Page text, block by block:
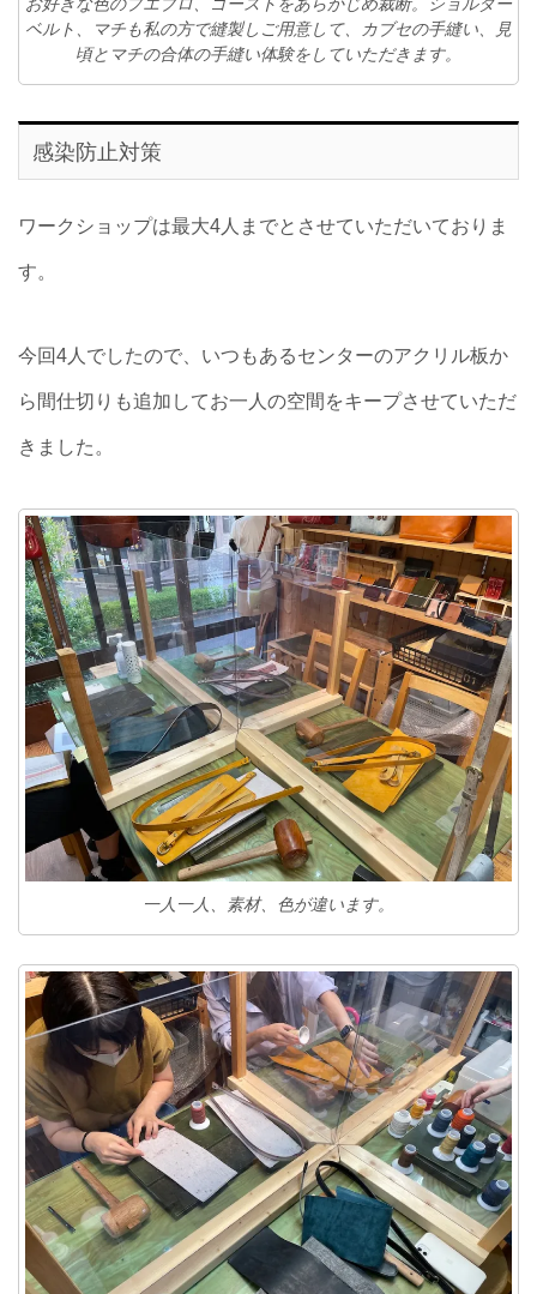
お好きな色のプエブロ、ゴーストをあらかじめ裁断。ショルダー
ベルト、マチも私の方で縫製しご用意して、カブセの手縫い、見
頃とマチの合体の手縫い体験をしていただきます。
感染防止対策
ワークショップは最大4人までとさせていただいておりま
す。
今回4人でしたので、いつもあるセンターのアクリル板か
ら間仕切りも追加してお一人の空間をキープさせていただ
きました。
一人一人、素材、色が違います。